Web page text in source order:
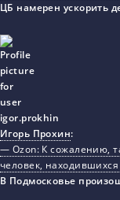
ЦБ намерен ускорить
Игорь Прохин:
— Ozon: К сожалению,
человек,
В Подмосковье